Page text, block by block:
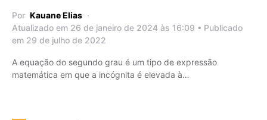
Por Kauane Elias
Atualizado em 26 de janeiro de 2024 às 16:09 • Publicado
em 29 de julho de 2022
A equação do segundo grau é um tipo de expressão
matemática em que a incógnita é elevada à…